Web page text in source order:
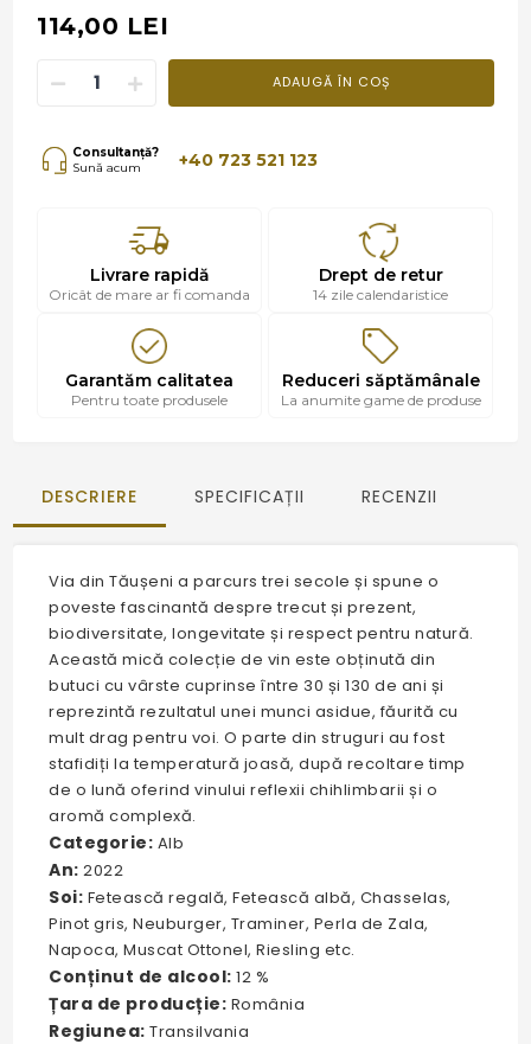
114,00 LEI
ADAUGĂ ÎN COȘ
Consultanță?
Sună acum
+40 723 521 123
Livrare rapidă
Oricât de mare ar fi comanda
Drept de retur
14 zile calendaristice
Garantăm calitatea
Pentru toate produsele
Reduceri săptămânale
La anumite game de produse
DESCRIERE SPECIFICAȚII RECENZII
Via din Tăușeni a parcurs trei secole și spune o
poveste fascinantă despre trecut și prezent,
biodiversitate, longevitate și respect pentru natură.
Această mică colecție de vin este obținută din
butuci cu vârste cuprinse între 30 și 130 de ani și
reprezintă rezultatul unei munci asidue, făurită cu
mult drag pentru voi. O parte din struguri au fost
stafidiți la temperatură joasă, după recoltare timp
de o lună oferind vinului reflexii chihlimbarii și o
aromă complexă.
Categorie: Alb
An:2022
Soi: Fetească regală, Fetească albă, Chasselas,
Pinot gris, Neuburger, Traminer, Perla de Zala,
Napoca, Muscat Ottonel, Riesling etc.
Conținut de alcool: 12 %
Țara de producție: România
Regiunea: Transilvania